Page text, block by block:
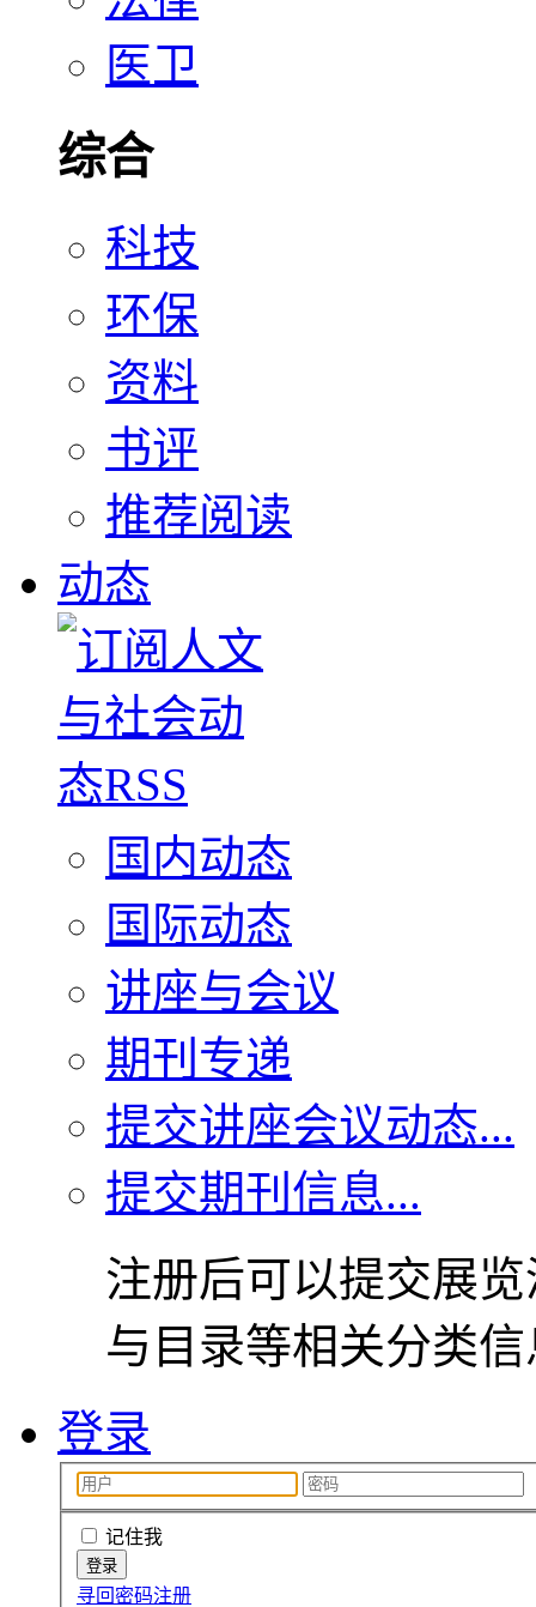
医卫
综合
科技
环保
资料
书评
推荐阅读
动态
国内动态
国际动态
讲座与会议
期刊专递
提交讲座会议动态...
提交期刊信息...
注册后可以提交展
与目录等相关分类
登录
记住我
寻回密码注册